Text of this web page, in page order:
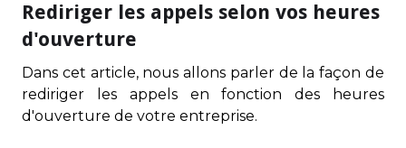
Rediriger les appels selon vos heures
d'ouverture
Dans cet article, nous allons parler de la façon de
rediriger les appels en fonction des heures
d'ouverture de votre entreprise.